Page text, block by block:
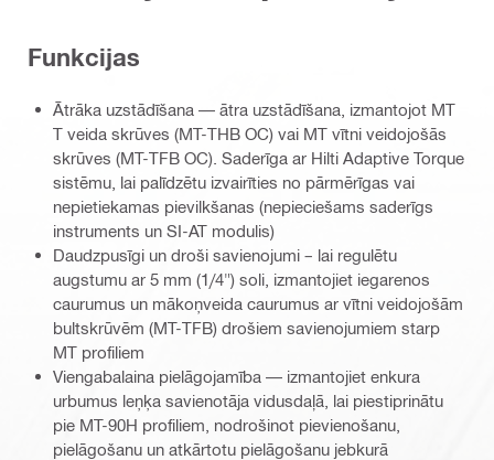
Funkcijas
Ātrāka uzstādīšana — ātra uzstādīšana, izmantojot MT
T veida skrūves (MT-THB OC) vai MT vītni veidojošās
skrūves (MT-TFB OC). Saderīga ar Hilti Adaptive Torque
sistēmu, lai palīdzētu izvairīties no pārmērīgas vai
nepietiekamas pievilkšanas (nepieciešams saderīgs
instruments un SI-AT modulis)
Daudzpusīgi un droši savienojumi – lai regulētu
augstumu ar 5 mm (1/4") soli, izmantojiet iegarenos
caurumus un mākoņveida caurumus ar vītni veidojošām
bultskrūvēm (MT-TFB) drošiem savienojumiem starp
MT profiliem
Viengabalaina pielāgojamība — izmantojiet enkura
urbumus leņķa savienotāja vidusdaļā, lai piestiprinātu
pie MT-90H profiliem, nodrošinot pievienošanu,
pielāgošanu un atkārtotu pielāgošanu jebkurā